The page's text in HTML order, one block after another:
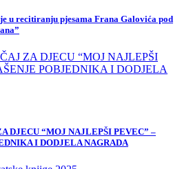
u recitiranju pjesama Frana Galovića pod
DJECU “MOJ NAJLEPŠI PEVEC” –
I DODJELA NAGRADA